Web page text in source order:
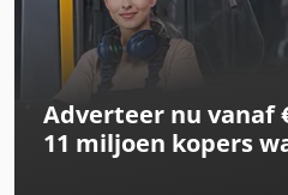
International 824
International 834
Schaffer 2345 T
Schaffer 4560 T
Adverteer nu vanaf
11 miljoen kopers